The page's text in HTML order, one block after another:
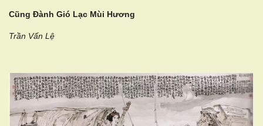
Cũng Đành Gió Lạc Mùi Hương
Trần Vấn Lệ